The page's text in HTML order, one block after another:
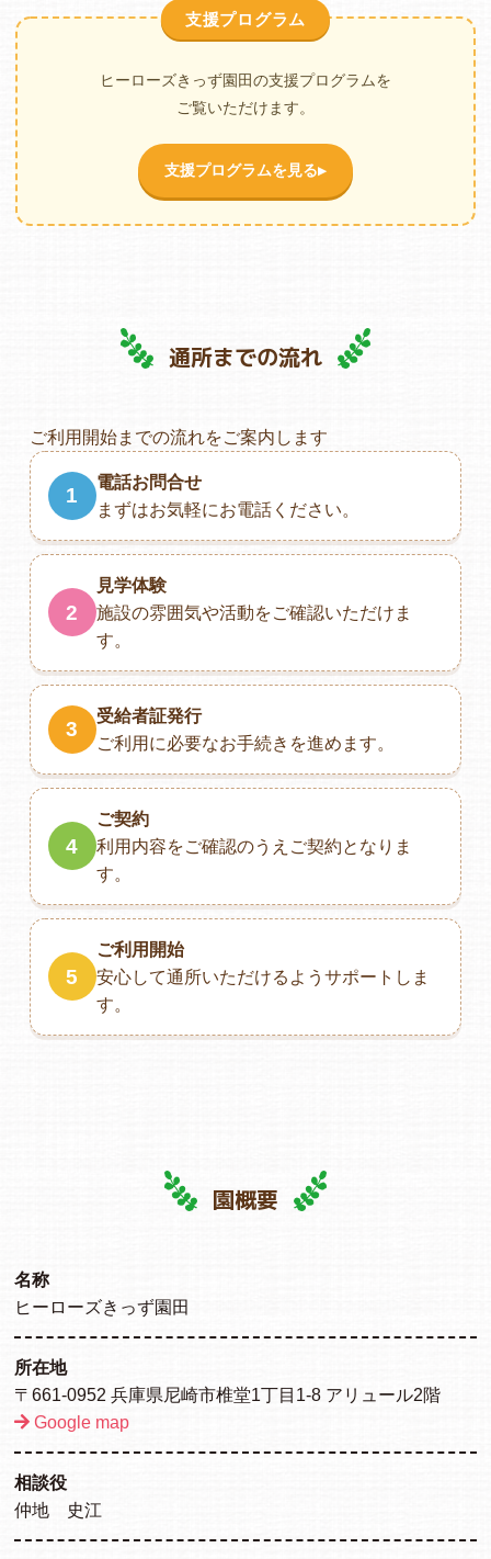
支援プログラム
ヒーローズきっず園田の支援プログラムを
ご覧いただけます。
支援プログラムを見る▶
通所までの流れ
ご利用開始までの流れをご案内します
1
電話お問合せ
まずはお気軽にお電話ください。
2
見学体験
施設の雰囲気や活動をご確認いただけま
す。
3
受給者証発行
ご利用に必要なお手続きを進めます。
4
ご契約
利用内容をご確認のうえご契約となりま
す。
5
ご利用開始
安心して通所いただけるようサポートしま
す。
園概要
名称
ヒーローズきっず園田
所在地
〒661-0952 兵庫県尼崎市椎堂1丁目1-8 アリュール2階
Google map
相談役
仲地 史江